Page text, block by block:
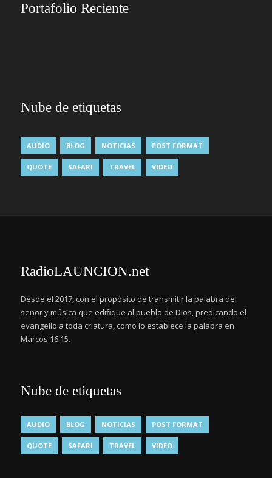
Portafolio Reciente
Nube de etiquetas
AUDIO BLOG NOTICIAS POST FORMAT
QUOTE SAFARI TRAVEL VIDEO
RadioLAUNCION.net
Desde el 2017, con el propósito de transmitir la palabra del
señor y música que edifique al pueblo de Dios, predicando el
evangelio a toda criatura, como lo establece la palabra en
Marcos 16:15.
Nube de etiquetas
AUDIO BLOG NOTICIAS POST FORMAT
QUOTE SAFARI TRAVEL VIDEO